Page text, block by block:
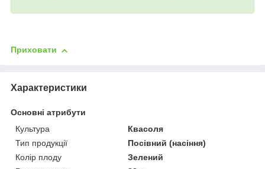
Приховати
Характеристики
Основні атрибути
Культура
Квасоля
Тип продукції
Посівний (насіння)
Колір плоду
Зелений